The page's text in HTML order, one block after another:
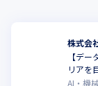
を支える提案型の
キャリア魅力：単
トナー」として活
株式会
【デ
リアを
AI・機